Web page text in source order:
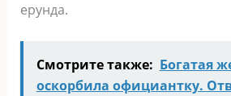
ерунда.
Смотрите также: Богатая
оскорбила официантку.